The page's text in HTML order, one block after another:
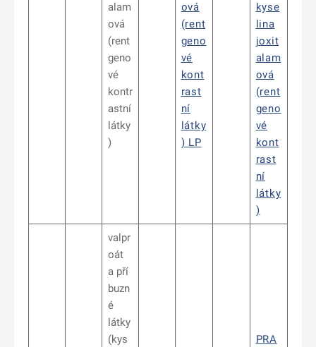
alam
ová
(rent
geno
vé
kontr
astní
látky
)
ová
(rent
geno
vé
kont
rast
ní
látky
) LP
kyse
lina
joxit
alam
ová
(rent
geno
vé
kont
rast
ní
látky
)
valpr
oát
a pří
buzn
é
látky
(kys
PRA